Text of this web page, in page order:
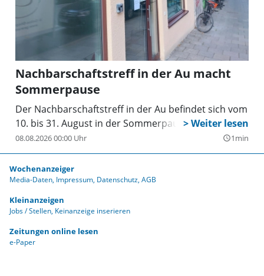
Nachbarschaftstreff in der Au macht
Sommerpause
Der Nachbarschaftstreff in der Au befindet sich vom
10. bis 31. August in der Sommerpause.
08.08.2026 00:00 Uhr query_builder1min
Wochenanzeiger
Media-Daten Impressum Datenschutz AGB
Kleinanzeigen
Jobs / Stellen Keinanzeige inserieren
Zeitungen online lesen
e-Paper